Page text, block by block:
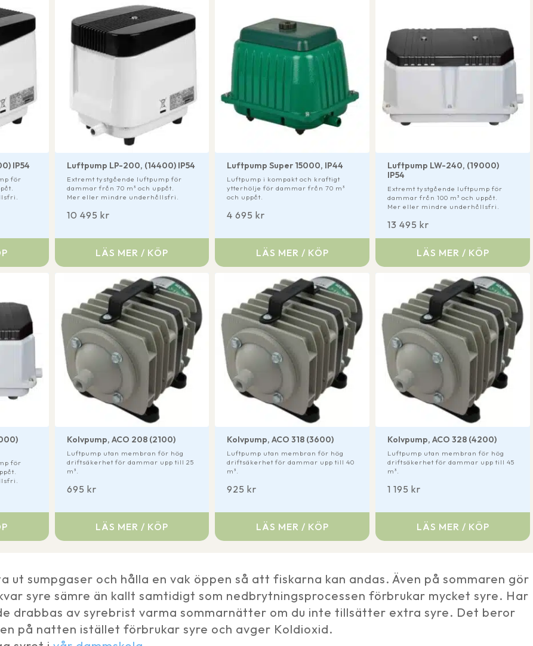
IP54
för
Luftpump LP-200, (14400) IP54
10 495 kr
Extremt tystgående luftpump för
dammar från 70 m³ och uppåt.
Mer eller mindre underhållsfri.
LÄS MER / KÖP
Luftpump Super 15000, IP44
4 695kr
Luftpump i kompakt och kraftigt
ytterhölje för dammar från 70 m³
och uppåt.
LÄS MER / KÖP
Luftpump LW-240, (19000)
IP54
13 495kr
Extremt tystgående luftpump för
dammar från 100 m³ och uppåt.
Mer eller mindre underhållsfri.
LÄS MER / KÖP
för
Kolvpump, ACO 208 (2100)
695 kr
Luftpump utan membran för hög
driftsäkerhet för dammar upp till 25
m³.
LÄS MER / KÖP
Kolvpump, ACO 318 (3600)
925kr
Luftpump utan membran för hög
driftsäkerhet för dammar upp till 40
m³.
LÄS MER / KÖP
Kolvpump, ACO 328 (4200)
1 195kr
Luftpump utan membran för hög
driftsäkerhet för dammar upp till 45
m³.
LÄS MER / KÖP
sumpgaser och hålla en vak öppen så att fiskarna kan andas. Även på sommaren gör
syre sämre än kallt samtidigt som nedbrytningsprocessen förbrukar mycket syre. Har
drabbas av syrebrist varma sommarnätter om du inte tillsätter extra syre. Det beror
på natten istället förbrukar syre och avger Koldioxid.